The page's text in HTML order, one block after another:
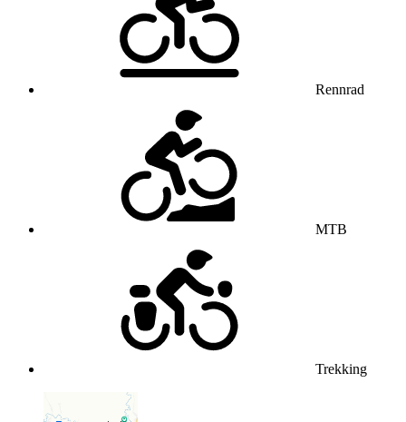
Rennrad
MTB
Trekking